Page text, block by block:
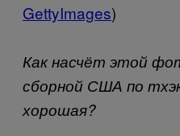
GettyImages)
Как насчёт этой
сборной США по
хорошая?